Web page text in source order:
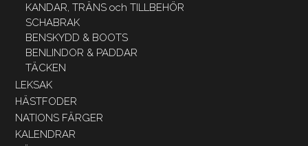
KANDAR, TRÄNS och TILLBEHÖR
SCHABRAK
BENSKYDD & BOOTS
BENLINDOR & PADDAR
TÄCKEN
LEKSAK
HÄSTFODER
NATIONS FÄRGER
KALENDRAR